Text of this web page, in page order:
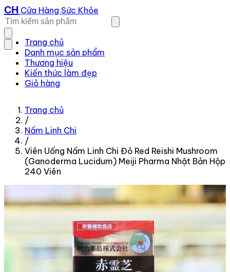
CH Cửa Hàng Sức Khỏe
Trang chủ
Danh mục sản phẩm
Thương hiệu
Kiến thức làm đẹp
Giỏ hàng
Trang chủ
/
Nấm Linh Chi
/
Viên Uống Nấm Linh Chi Đỏ Red Reishi Mushroom
(Ganoderma Lucidum) Meiji Pharma Nhật Bản Hộp
240 Viên